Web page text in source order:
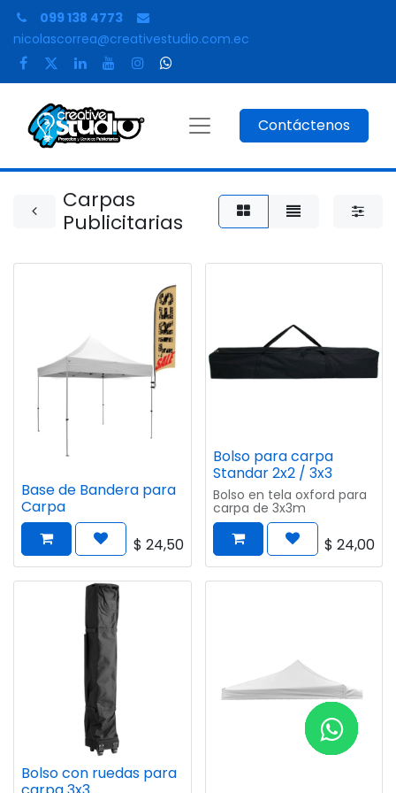
099 138 4773
nicolascorrea@creativestudio.com.ec
Contáctenos
Carpas
Publicitarias
Base de Bandera para
Carpa
$ 24,50
Bolso para carpa
Standar 2x2 / 3x3
Bolso en tela oxford para
carpa de 3x3m
$ 24,00
Bolso con ruedas para